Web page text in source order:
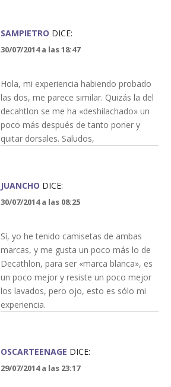
SAMPIETRO DICE:
30/07/2014 a las 18:47
Hola, mi experiencia habiendo probado
las dos, me parece similar. Quizás la del
decahtlon se me ha «deshilachado» un
poco más después de tanto poner y
quitar dorsales. Saludos,
JUANCHO DICE:
30/07/2014 a las 08:25
Sí, yo he tenido camisetas de ambas
marcas, y me gusta un poco más lo de
Decathlon, para ser «marca blanca», es
un poco mejor y resiste un poco mejor
los lavados, pero ojo, esto es sólo mi
experiencia.
OSCARTEENAGE DICE:
29/07/2014 a las 23:17